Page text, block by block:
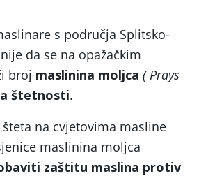
s područja Splitsko-
da se na opažačkim
broj maslinina moljca ( Prays
štetnosti.
na cvjetovima masline
maslinina moljca
zaštitu maslina protiv